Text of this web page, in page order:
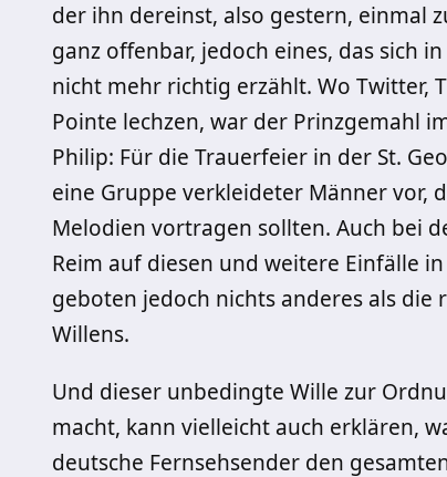
der ihn dereinst, also gestern, einmal
ganz offenbar, jedoch eines, das sich
nicht mehr richtig erzählt. Wo Twitter,
Pointe lechzen, war der Prinzgemahl
Philip: Für die Trauerfeier in der St.
eine Gruppe verkleideter Männer
Melodien vortragen sollten. Auch bei
Reim auf diesen und weitere Einfälle
geboten jedoch nichts anderes als
Willens.
Und dieser unbedingte Wille zur
macht, kann vielleicht auch erklären,
deutsche Fernsehsender den